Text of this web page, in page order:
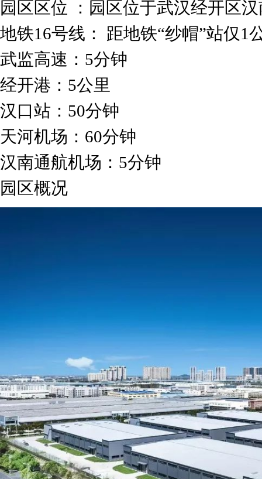
园区区位 ：园区位于武汉经开区
地铁16号线： 距地铁“纱帽”站仅1
武监高速：5分钟
经开港：5公里
汉口站：50分钟
天河机场：60分钟
汉南通航机场：5分钟
园区概况